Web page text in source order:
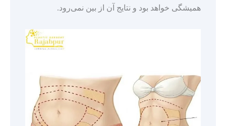
همیشگی خواهد بود و نتایج آن از بین نمی‌رود.